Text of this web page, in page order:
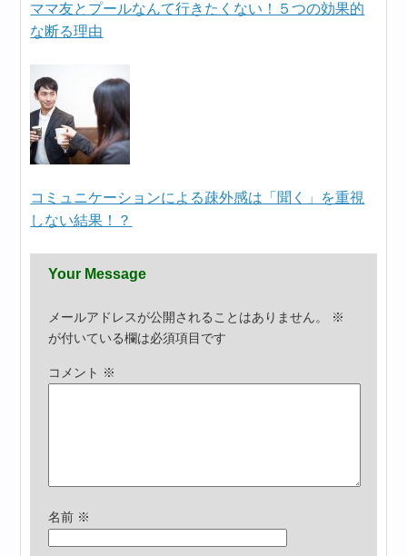
ママ友とプールなんて行きたくない！５つの効果的
な断る理由
コミュニケーションによる疎外感は「聞く」を重視
しない結果！？
Your Message
メールアドレスが公開されることはありません。
※
が付いている欄は必須項目です
コメント ※
名前 ※